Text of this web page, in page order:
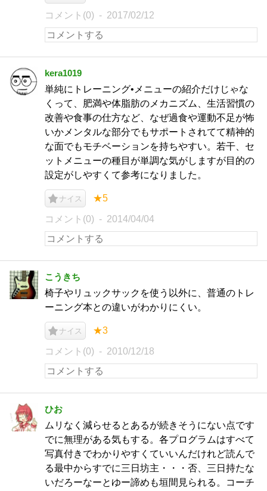
コメント(0) 2017/02/12
kera1019
単純にトレーニング•メニューの紹介だけじゃな
くって、肥満や体脂肪のメカニズム、生活習慣の
改善や食事の仕方など、なぜ過食や運動不足が怖
いかメンタルな部分でもサポートされてて精神的
な面でもモチベーションを持ちやすい。若干、セ
ットメニューの種目が単調な気がしますが目的の
設定がしやすくて参考になりました。
ナイス ★5
コメント(0) 2014/04/04
こうきち
椅子やリュックサックを使う以外に、普通のトレ
ーニング本との違いがわかりにくい。
ナイス ★3
コメント(0) 2010/12/18
ひお
ムリなく減らせるとあるが続きそうにない点です
でに無理がある気もする。各プログラムはすべて
写真付きでわかりやすくていいんだけれど読んで
る最中からすでに三日坊主・・・否、三日持たな
いだろーなーとゆー諦めも垣間見られる。コーチ